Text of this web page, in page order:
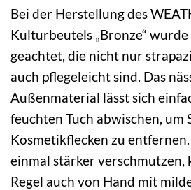
Bei der Herstellung des
Kulturbeutels „Bronze“
geachtet, die nicht nur
auch pflegeleicht sind. Das
Außenmaterial lässt sich
feuchten Tuch abwischen, um
Kosmetikflecken zu
einmal stärker verschmutzen,
Regel auch von Hand mit